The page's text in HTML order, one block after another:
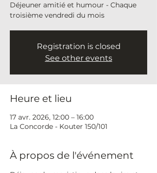
Déjeuner amitié et humour - Chaque
troisième vendredi du mois
Registration is closed
See other events
Heure et lieu
17 avr. 2026, 12:00 – 16:00
La Concorde - Kouter 150/101
À propos de l'événement